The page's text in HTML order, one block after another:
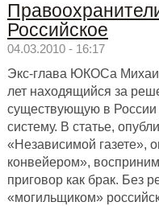
Российское
04.03.2010 - 16:17
Экс-глава ЮКОСа
лет находящийся за
существующую в России
систему. В статье,
«Независимой газете»,
конвейером»,
приговор как брак. Без
«могильщиком»